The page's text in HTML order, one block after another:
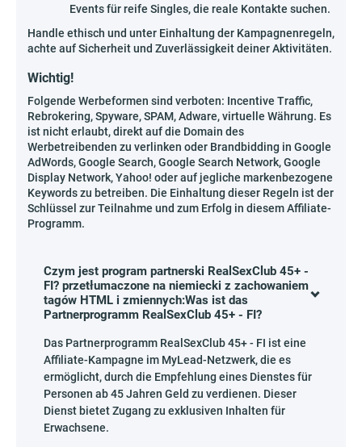
Events für reife Singles, die reale Kontakte suchen.
Handle ethisch und unter Einhaltung der Kampagnenregeln,
achte auf Sicherheit und Zuverlässigkeit deiner Aktivitäten.
Wichtig!
Folgende Werbeformen sind verboten: Incentive Traffic,
Rebrokering, Spyware, SPAM, Adware, virtuelle Währung. Es
ist nicht erlaubt, direkt auf die Domain des
Werbetreibenden zu verlinken oder Brandbidding in Google
AdWords, Google Search, Google Search Network, Google
Display Network, Yahoo! oder auf jegliche markenbezogene
Keywords zu betreiben. Die Einhaltung dieser Regeln ist der
Schlüssel zur Teilnahme und zum Erfolg in diesem Affiliate-
Programm.
Czym jest program partnerski RealSexClub 45+ -
FI? przetłumaczone na niemiecki z zachowaniem
tagów HTML i zmiennych:Was ist das
Partnerprogramm RealSexClub 45+ - FI?
Das Partnerprogramm RealSexClub 45+ - FI ist eine
Affiliate-Kampagne im MyLead-Netzwerk, die es
ermöglicht, durch die Empfehlung eines Dienstes für
Personen ab 45 Jahren Geld zu verdienen. Dieser
Dienst bietet Zugang zu exklusiven Inhalten für
Erwachsene.